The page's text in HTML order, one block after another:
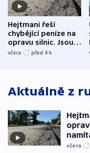
Hejtmani řeší
chybějící peníze na
opravu silnic. Jsou
nenárokové, namítá
včera před 4 h
Aktuálně z
včera